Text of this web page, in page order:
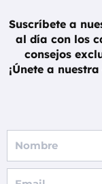
Suscríbete a
al día con los
consejos
¡Únete a
l